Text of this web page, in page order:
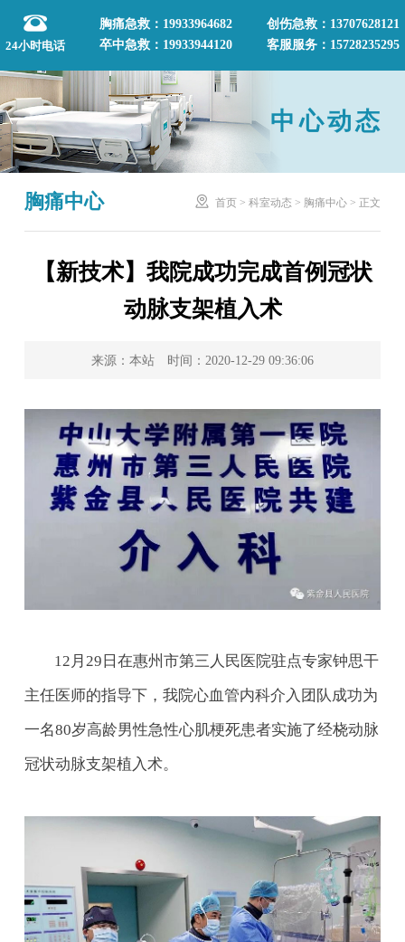
24小时电话
胸痛急救：19933964682
卒中急救：19933944120
创伤急救：13707628121
客服服务：15728235295
中心动态
胸痛中心  首页 > 科室动态 > 胸痛中心 > 正文
【新技术】我院成功完成首例冠状
动脉支架植入术
来源：本站 时间：2020-12-29 09:36:06
12月29日在惠州市第三人民医院驻点专家钟思干
主任医师的指导下，我院心血管内科介入团队成功为
一名80岁高龄男性急性心肌梗死患者实施了经桡动脉
冠状动脉支架植入术。